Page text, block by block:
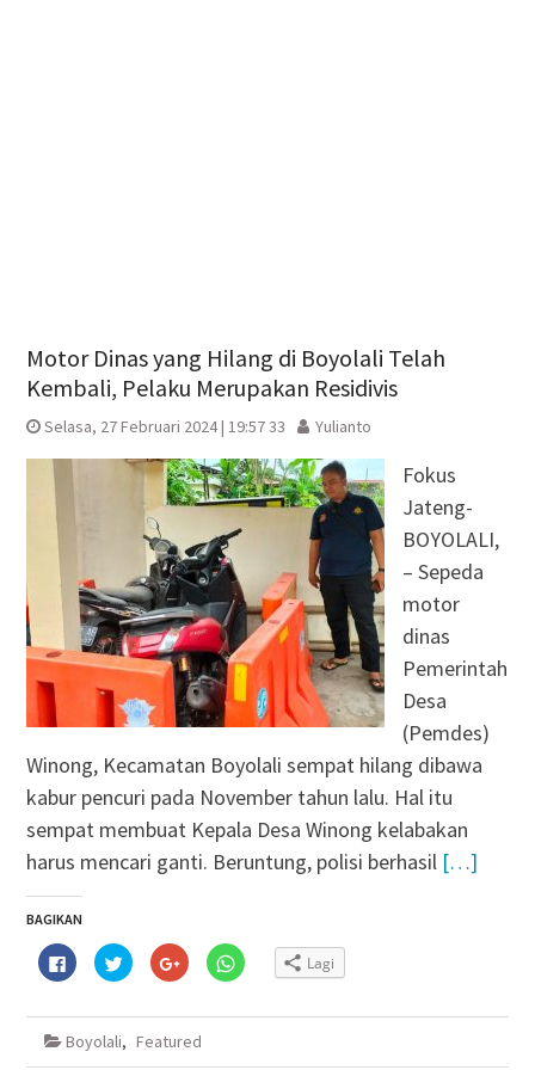
Motor Dinas yang Hilang di Boyolali Telah
Kembali, Pelaku Merupakan Residivis
Selasa, 27 Februari 2024 | 19:57 33 Yulianto
Fokus
Jateng-
BOYOLALI,
– Sepeda
motor
dinas
Pemerintah
Desa
(Pemdes)
Winong, Kecamatan Boyolali sempat hilang dibawa
kabur pencuri pada November tahun lalu. Hal itu
sempat membuat Kepala Desa Winong kelabakan
harus mencari ganti. Beruntung, polisi berhasil […]
BAGIKAN
Klik
untuk
membagikan
Facebook(Membuka
jendela
Klik
untuk
berbagi
Twitter(Membuka
jendela
Klik
untuk
berbagi
Google+
di
Klik
untuk
WhatsApp(Membuka
Lagi
Boyolali, Featured